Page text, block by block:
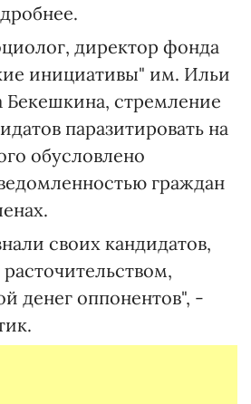
директор фонда
инициативы" им. Ильи
Бекешкина, стремление
паразитировать на
обусловлено
граждан
своих кандидатов,
денег оппонентов", -